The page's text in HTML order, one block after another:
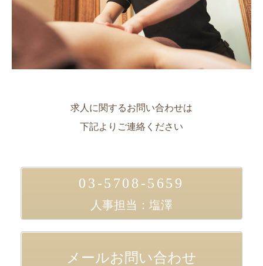
求人に関するお問い合わせは
下記よりご連絡ください
03-5708-5659
人事担当：塩澤
メールお問い合わせ